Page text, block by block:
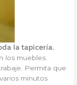
la tapicería.
los muebles.
Permita que
minutos